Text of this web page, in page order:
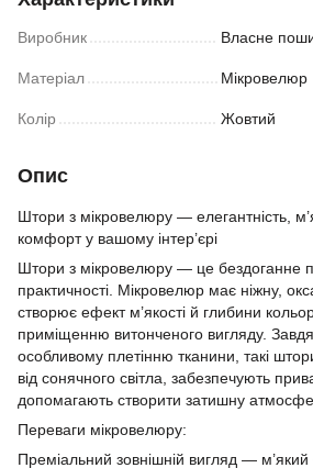
Виробник Власне
Матеріал Мікровелюр
Колір Жовтий
Опис
Штори з мікровелюру — елегантність,
комфорт у вашому інтер’єрі
Штори з мікровелюру — це бездоганне
практичності. Мікровелюр має ніжну,
створює ефект м’якості й глибини
приміщенню витонченого вигляду.
особливому плетінню тканини, такі
від сонячного світла, забезпечують
допомагають створити затишну
Переваги мікровелюру:
Преміальний зовнішній вигляд — м’який